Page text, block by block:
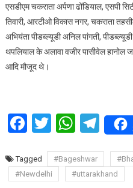
एसडीएम चकराता अर्पणा ढोंडियाल, एसपी
तिवारी, आरटीओ विकास नगर, चकराता
अभियंता पीडब्ल्यूडी अनिल पांगती,
थपलियाल के अलावा वजीर पासीवेल हानोल
आदि मौजूद थे।
Facebook
Twitter
Tagged #Bageshwar
#Newdelhi
#uttarakhand